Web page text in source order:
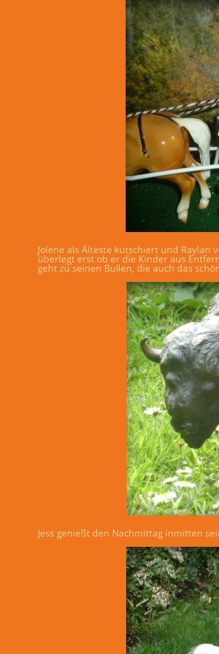
Jolene als Älteste kutschiert und Raylan
überlegt erst ob er die Kinder aus
geht zu seinen Bullen, die auch das
Jess genießt den Nachmittag inmitten